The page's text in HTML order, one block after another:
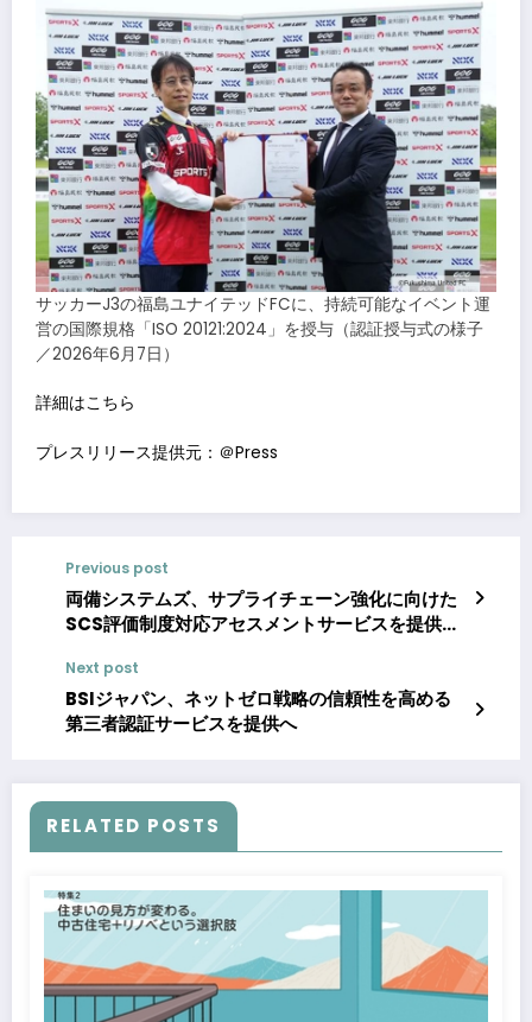
サッカーJ3の福島ユナイテッドFCに、持続可能なイベント運
営の国際規格「ISO 20121:2024」を授与（認証授与式の様子
／2026年6月7日）
詳細はこちら
プレスリリース提供元：＠Press
Previous post
両備システムズ、サプライチェーン強化に向けた
SCS評価制度対応アセスメントサービスを提供開
Next post
BSIジャパン、ネットゼロ戦略の信頼性を高める
第三者認証サービスを提供へ
RELATED POSTS